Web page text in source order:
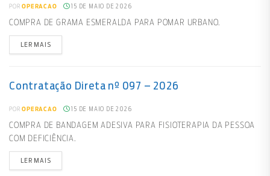
POR OPERACAO 15 DE MAIO DE 2026
COMPRA DE GRAMA ESMERALDA PARA POMAR URBANO.
LER MAIS
Contratação Direta nº 097 – 2026
POR OPERACAO 15 DE MAIO DE 2026
COMPRA DE BANDAGEM ADESIVA PARA FISIOTERAPIA DA PESSOA
COM DEFICIÊNCIA.
LER MAIS